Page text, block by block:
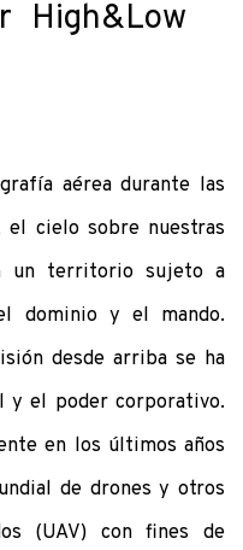
High&Low
aérea durante las
el cielo sobre nuestras
un territorio sujeto a
dominio y el mando.
desde arriba se ha
y el poder corporativo.
en los últimos años
de drones y otros
(UAV) con fines de